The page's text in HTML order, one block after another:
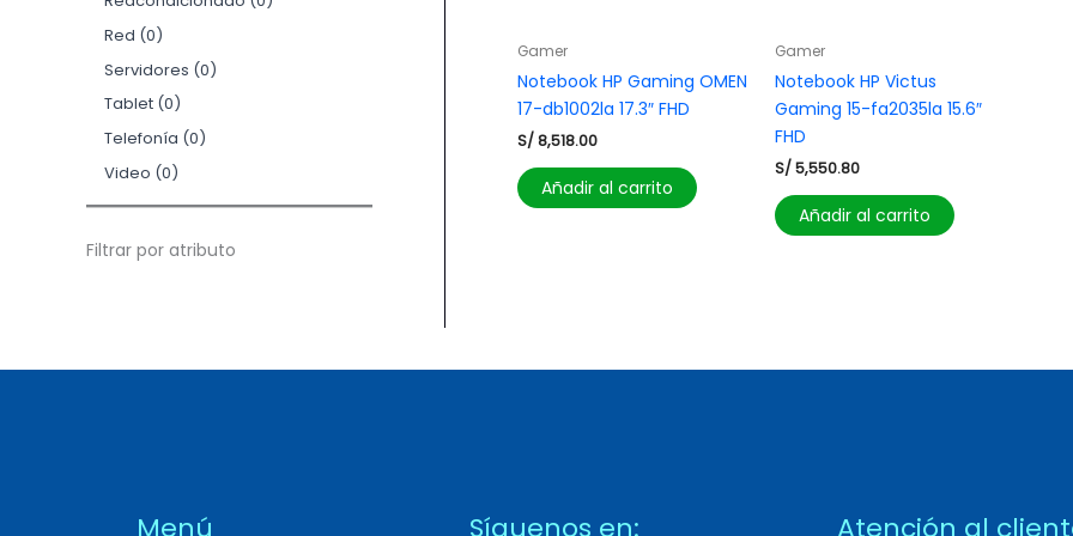
Red 0
Servidores 0
Tablet 0
Telefonía 0
Video 0
Filtrar por atributo
Gamer
Notebook HP Gaming OMEN
17-db1002la 17.3″ FHD
S/8,518.00
Añadir al carrito
Gamer
Notebook HP Victus
Gaming 15-fa2035la 15.6″
FHD
S/5,550.80
Añadir al carrito
Menú Síguenos en: Atención al